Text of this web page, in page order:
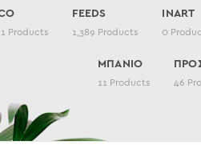
Products
FEEDS
1,389 Products
INART
0
ΜΠΑΝΙΟ
11 Products 46